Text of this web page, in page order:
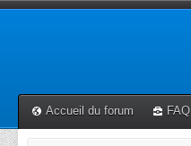
Accueil du forum FAQ